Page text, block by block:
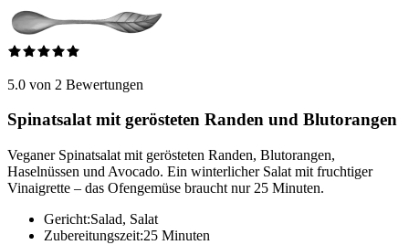
5.0 von 2 Bewertungen
Spinatsalat mit gerösteten Randen und Blutorangen
Veganer Spinatsalat mit gerösteten Randen, Blutorangen,
Haselnüssen und Avocado. Ein winterlicher Salat mit fruchtiger
Vinaigrette – das Ofengemüse braucht nur 25 Minuten.
Gericht:Salad, Salat
Zubereitungszeit:25 Minuten